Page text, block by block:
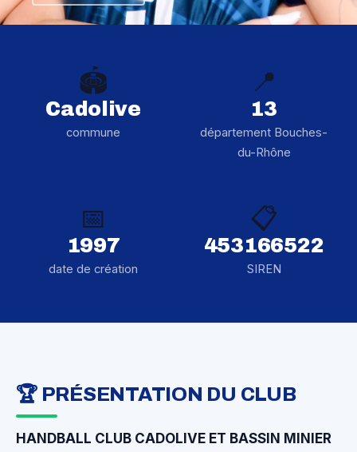
🏟️
Cadolive
commune
📍
13
département Bouches-
du-Rhône
📅
1997
date de création
📋
453166522
SIREN
🏆 PRÉSENTATION DU CLUB
HANDBALL CLUB CADOLIVE ET BASSIN MINIER